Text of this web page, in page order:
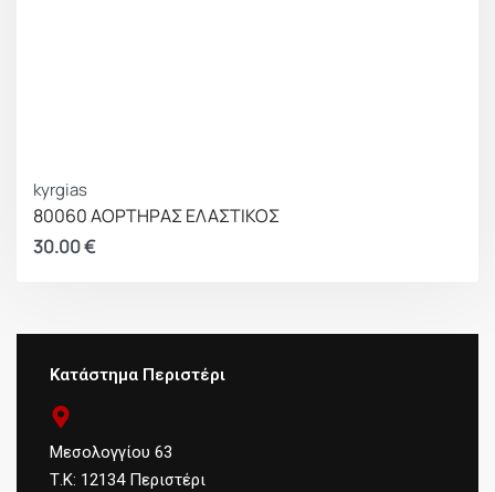
kyrgias
80060 ΑΟΡΤΗΡΑΣ ΕΛΑΣΤΙΚΟΣ
30.00€
Κατάστημα Περιστέρι
Μεσολογγίου 63
Τ.Κ: 12134 Περιστέρι